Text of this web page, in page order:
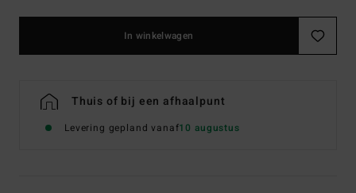
In winkelwagen
Thuis of bij een afhaalpunt
Levering gepland vanaf10 augustus